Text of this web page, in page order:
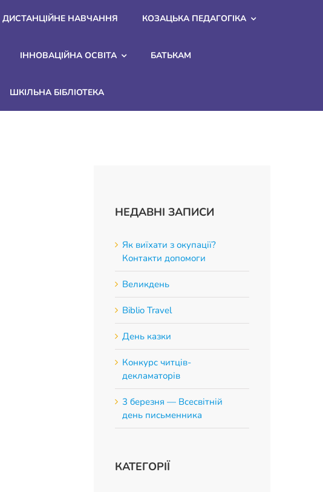
ДИСТАНЦІЙНЕ НАВЧАННЯ КОЗАЦЬКА ПЕДАГОГІКА
ІННОВАЦІЙНА ОСВІТА БАТЬКАМ
ШКІЛЬНА БІБЛІОТЕКА
НЕДАВНІ ЗАПИСИ
Як виїхати з окупації?
Контакти допомоги
Великдень
Biblio Travel
День казки
Конкурс читців-
декламаторів
3 березня — Всесвітній
день письменника
КАТЕГОРІЇ